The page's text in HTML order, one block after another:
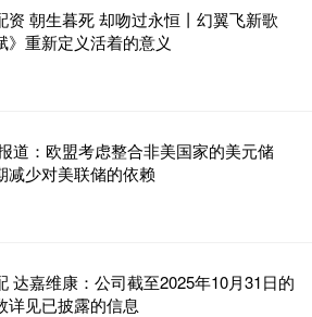
资 朝生暮死 却吻过永恒丨幻翼飞新歌
》重新定义活着的意义
道：欧盟考虑整合非美国家的美元储
减少对美联储的依赖
达嘉维康：公司截至2025年10月31日的
详见已披露的信息